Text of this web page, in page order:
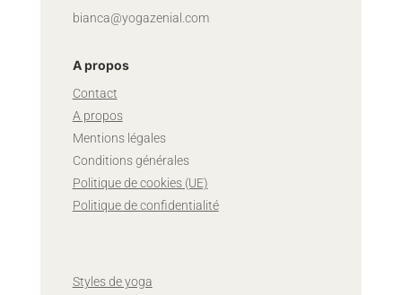
bianca@yogazenial.com
A propos
Contact
A propos
Mentions légales
Conditions générales
Politique de cookies (UE)
Politique de confidentialité
Styles de yoga